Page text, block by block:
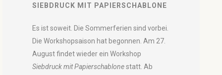
SIEBDRUCK MIT PAPIERSCHABLONE
Es ist soweit. Die Sommerferien sind vorbei.
Die Workshopsaison hat begonnen. Am 27.
August findet wieder ein Workshop
Siebdruck mit Papierschablonestatt. Ab